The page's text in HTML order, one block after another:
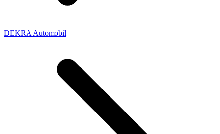
DEKRA Automobil